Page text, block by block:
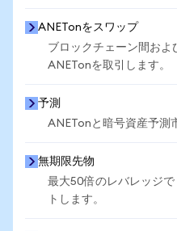
ANETonをスワップ
ブロックチェーン間お
ANETonを取引します。
予測
ANETonと暗号資産予測
無期限先物
最大50倍のレバレッジ
トします。